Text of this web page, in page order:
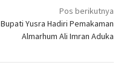
Pos berikutnya
Bupati Yusra Hadiri Pemakaman
Almarhum Ali Imran Aduka